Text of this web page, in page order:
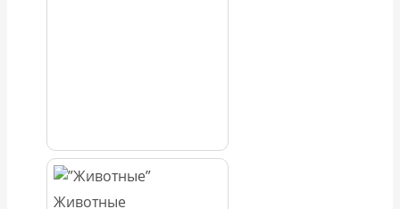
Животные